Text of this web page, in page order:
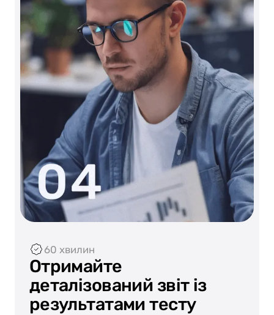
60 хвилин
Отримайте
деталізований звіт із
результатами тесту